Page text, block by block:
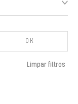
OK
Limpar filtros